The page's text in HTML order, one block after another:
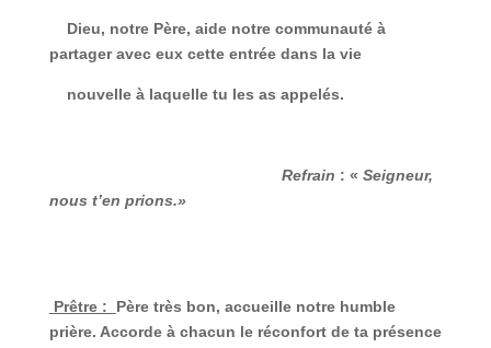
Dieu, notre Père, aide notre communauté à
partager avec eux cette entrée dans la vie
nouvelle à laquelle tu les as appelés.
Refrain : « Seigneur,
nous t’en prions.»
Prêtre : Père très bon, accueille notre humble
prière. Accorde à chacun le réconfort de ta présence